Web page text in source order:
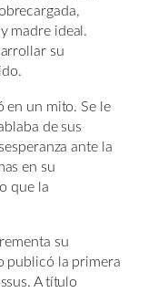
madre ideal.
su
en un mito. Se le
de sus
ante la
en su
que la
su
publicó la primera
A título